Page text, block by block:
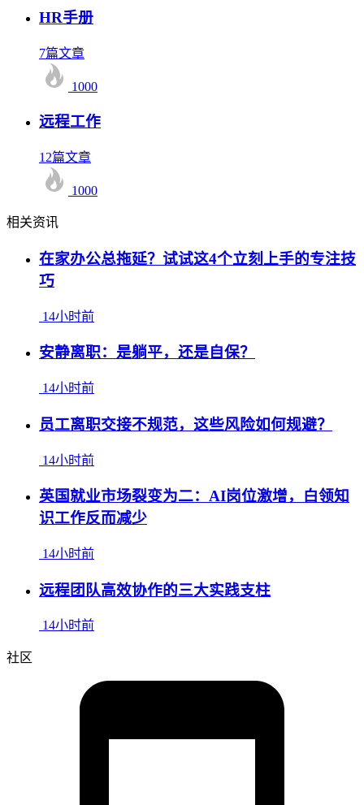
HR手册
7篇文章
1000
远程工作
12篇文章
1000
相关资讯
在家办公总拖延？试试这4个立刻上手的专注技
巧
14小时前
安静离职：是躺平，还是自保？
14小时前
员工离职交接不规范，这些风险如何规避？
14小时前
英国就业市场裂变为二：AI岗位激增，白领知
识工作反而减少
14小时前
远程团队高效协作的三大实践支柱
14小时前
社区